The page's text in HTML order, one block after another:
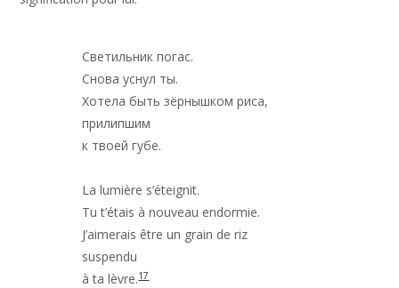
Светильник погас.
Снова уснул ты.
Хотела быть зëрнышком риса,
прилипшим
к твоей губе.
La lumière s’éteignit.
Tu t’étais à nouveau endormie.
J’aimerais être un grain de riz
suspendu
à ta lèvre.17